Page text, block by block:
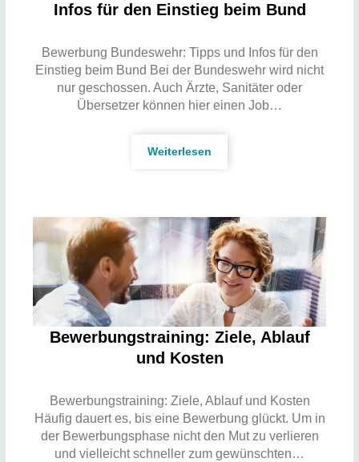
Infos für den Einstieg beim Bund
Bewerbung Bundeswehr: Tipps und Infos für den
Einstieg beim Bund Bei der Bundeswehr wird nicht
nur geschossen. Auch Ärzte, Sanitäter oder
Übersetzer können hier einen Job…
Weiterlesen
Bewerbungstraining: Ziele, Ablauf
und Kosten
Bewerbungstraining: Ziele, Ablauf und Kosten
Häufig dauert es, bis eine Bewerbung glückt. Um in
der Bewerbungsphase nicht den Mut zu verlieren
und vielleicht schneller zum gewünschten…